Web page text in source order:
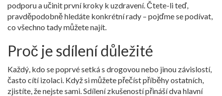
podporu a učinit první kroky k uzdravení. Čtete-li teď,
pravděpodobně hledáte konkrétní rady – pojďme se podívat,
co všechno tady můžete najít.
Proč je sdílení důležité
Každý, kdo se poprvé setká s drogovou nebo jinou závislostí,
často cítí izolaci. Když si můžete přečíst příběhy ostatních,
zjistíte, že nejste sami. Sdílení zkušeností přináší dva hlavní